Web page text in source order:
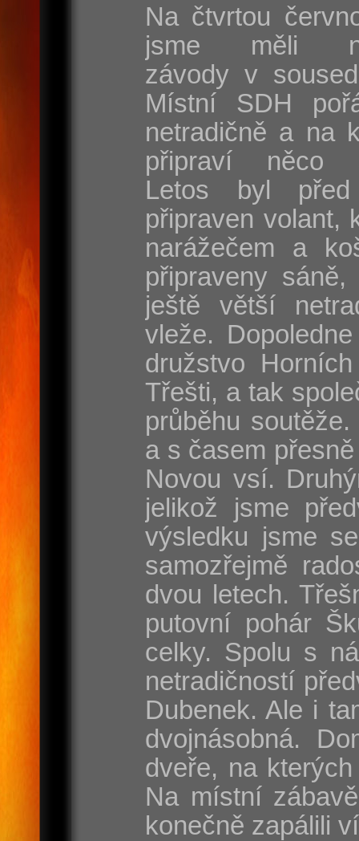
Na čtvrtou
jsme měli
závody v
Místní SDH
netradičně a na
připraví něco
Letos byl před
připraven volant,
narážečem a
připraveny
ještě větší
vleže.
družstvo
Třešti, a tak
průběhu
a s časem
Novou vsí.
jelikož jsme
výsledku jsme
samozřejmě
dvou letech.
putovní pohár
celky. Spolu s
netradičností
Dubenek. Ale i
dvojnásobná.
dveře, na
Na místní
konečně zapálili